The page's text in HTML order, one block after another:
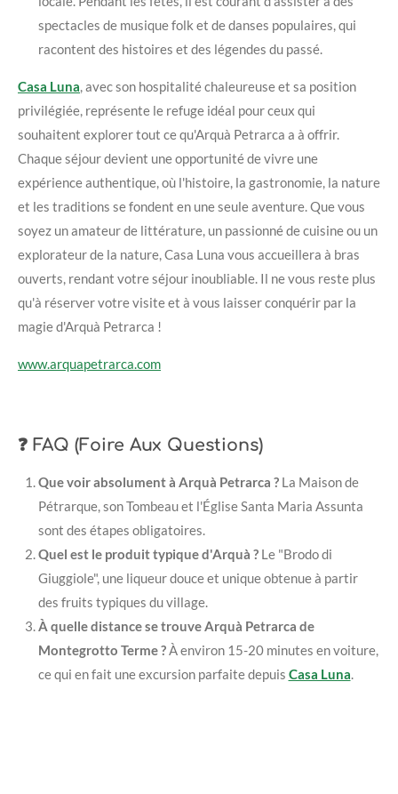
spectacles de musique folk et de danses populaires, qui
racontent des histoires et des légendes du passé.
Casa Luna, avec son hospitalité chaleureuse et sa position
privilégiée, représente le refuge idéal pour ceux qui
souhaitent explorer tout ce qu'Arquà Petrarca a à offrir.
Chaque séjour devient une opportunité de vivre une
expérience authentique, où l'histoire, la gastronomie, la nature
et les traditions se fondent en une seule aventure. Que vous
soyez un amateur de littérature, un passionné de cuisine ou un
explorateur de la nature, Casa Luna vous accueillera à bras
ouverts, rendant votre séjour inoubliable. Il ne vous reste plus
qu'à réserver votre visite et à vous laisser conquérir par la
magie d'Arquà Petrarca !
www.arquapetrarca.com
❓ FAQ (Foire Aux Questions)
Que voir absolument à Arquà Petrarca ?La Maison de
Pétrarque, son Tombeau et l'Église Santa Maria Assunta
sont des étapes obligatoires.
Quel est le produit typique d'Arquà ?Le "Brodo di
Giuggiole", une liqueur douce et unique obtenue à partir
des fruits typiques du village.
À quelle distance se trouve Arquà Petrarca de
Montegrotto Terme ?À environ 15-20 minutes en voiture,
ce qui en fait une excursion parfaite depuis Casa Luna.